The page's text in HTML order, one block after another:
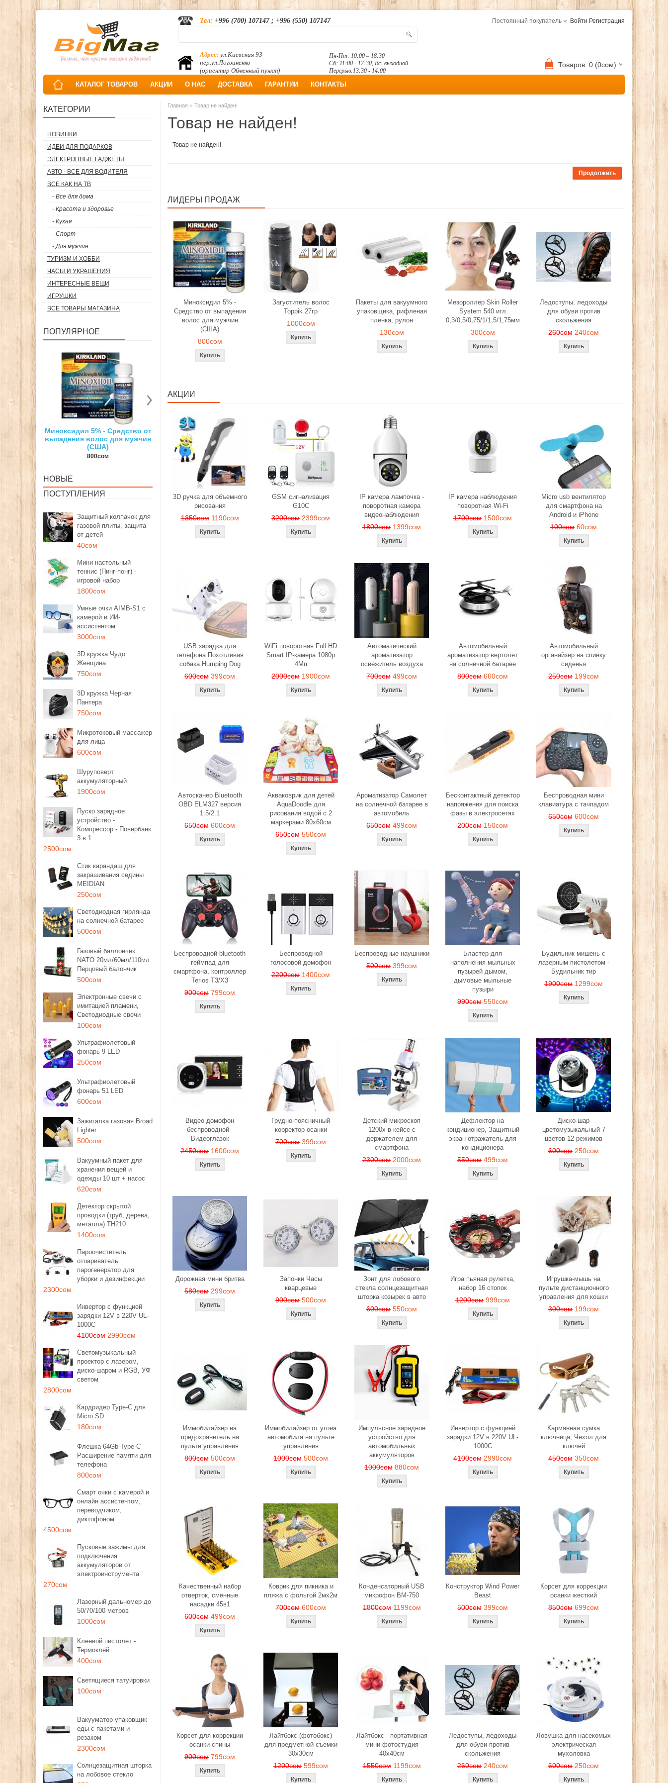
Постоянный покупатель Войти Регистрация
Адрес: ул.Киевская 93
пер.ул.Логвиненко
(ориентир Обменный пункт)
Тел: +996 (700) 107147 ; +996 (550) 107147
Пн-Пт: 10:00 – 18:30
Сб: 11:00 - 17:30, Вс: выходной
Перерыв:13:30 - 14:00
Товаров: 0 (0сом)
КАТАЛОГ ТОВАРОВ АКЦИИ О НАС ДОСТАВКА ГАРАНТИИ КОНТАКТЫ
КАТЕГОРИИ
НОВИНКИ
ИДЕИ ДЛЯ ПОДАРКОВ
ЭЛЕКТРОННЫЕ ГАДЖЕТЫ
АВТО - ВСЕ ДЛЯ ВОДИТЕЛЯ
ВСЕ КАК НА ТВ
- Все для дома
- Красота и здоровье
- Кухня
- Спорт
- Для мужчин
ТУРИЗМ И ХОББИ
ЧАСЫ И УКРАШЕНИЯ
ИНТЕРЕСНЫЕ ВЕЩИ
ИГРУШКИ
ВСЕ ТОВАРЫ МАГАЗИНА
ПОПУЛЯРНОЕ
- Средство от
для мужчин
Суперсильный неодимовый
магнит
3D ручка для объемного
рисования
1350сом
Загуститель волос Toppik
Наборы свечей, лепестков
роз для романтического
Эспандер фитнес резинка
тренажер (средняя нагрузка)
280сом
Ледоступы,
обуви
260сом
НОВЫЕ
ПОСТУПЛЕНИЯ
Защитный колпачок для
газовой плиты, защита
от детей
40сом
Мини настольный
теннис (Пинг-понг) -
игровой набор
1800сом
Умные очки AIMB-S1 с
камерой и ИИ-
ассистентом
3000сом
3D кружка Чудо
Женщина
750сом
3D кружка Черная
Пантера
750сом
Микротоковый массажер
для лица
600сом
Шуруповерт
аккумуляторный
1900сом
Пуско зарядное
устройство -
Компрессор - Повербанк
3 в 1
2500сом
Стик карандаш для
закрашивания седины
MEIDIAN
250сом
Светодиодная гирлянда
на солнечной батарее
500сом
Газовый баллончик
NATO 20мл/60мл/110мл
Перцовый балончик
500сом
Электронные свечи с
имитацией пламени,
Светодиодные свечи
100сом
Ультрафиолетовый
фонарь 9 LED
250сом
Ультрафиолетовый
фонарь 51 LED
600сом
Зажигалка газовая Broad
Lighter.
500сом
Вакуумный пакет для
хранения вещей и
одежды 10 шт + насос
620сом
Детектор скрытой
проводки (труб, дерева,
металла) TH210
1400сом
Пароочиститель
отпариватель
парогенератор для
уборки и дезинфекции
2300сом
Инвертор с функцией
зарядки 12V в 220V UL-
1000C
4100сом 2990сом
Светомузыкальный
проектор с лазером,
диско-шаром и RGB, УФ
светом
2800сом
Кардридер Type-C для
Micro SD
180сом
Флешка 64Gb Type-C
Расширение памяти для
телефона
800сом
Смарт очки с камерой и
онлайн ассистентом,
переводчиком,
диктофоном
4500сом
Пусковые зажимы для
подключения
аккумуляторов от
электроинструмента
270сом
Лазерный дальномер до
50/70/100 метров
1000сом
Клеевой пистолет -
Термоклей
400сом
Светящиеся татуировки
100сом
Вакууматор упаковщик
еды с пакетами и
резаком
2300сом
Солнцезащитная шторка
на лобовое стекло
Главная » Товар не найден!
Товар не найден!
Товар не найден!
Продолжить
ЛИДЕРЫ ПРОДАЖ
Миноксидил 5% -
Средство от выпадения
волос для мужчин
(США)
800сом
Загуститель волос
Toppik 27гр
1000сом
Пакеты для вакуумного
упаковщика, рифленая
пленка, рулон
130сом
Мезороллер Skin Roller
System 540 игл
0,3/0,5/0,75/1/1,5/1,75мм
300сом
Ледоступы, ледоходы
для обуви против
скольжения
260сом 240сом
АКЦИИ
3D ручка для объемного
рисования
1350сом 1190сом
GSM сигнализация
G10C
3200сом 2399сом
IP камера лампочка -
поворотная камера
видеонаблюдения
1800сом 1399сом
IP камера наблюдения
поворотная Wi-Fi
1700сом 1500сом
Micro usb вентилятор
для смартфона на
Android и iPhone
100сом 60сом
USB зарядка для
телефона Похотливая
собака Humping Dog
600сом 399сом
WiFi поворотная Full HD
Smart IP-камера 1080p
4Мп
2000сом 1900сом
Автоматический
ароматизатор
освежитель воздуха
700сом 499сом
Автомобильный
ароматизатор вертолет
на солнечной батарее
800сом 660сом
Автомобильный
органайзер на спинку
сиденья
250сом 199сом
Автосканер Bluetooth
OBD ELM327 версия
1.5/2.1
650сом 600сом
Акваковрик для детей
AquaDoodle для
рисования водой с 2
маркерами 80х60см
650сом 550сом
Ароматизатор Самолет
на солнечной батарее в
автомобиль
650сом 499сом
Бесконтактный детектор
напряжения для поиска
фазы в электросетях
200сом 150сом
Беспроводная мини
клавиатура с тачпадом
650сом 600сом
Беспроводной bluetooth
геймпад для
смартфона, контроллер
Terios T3/X3
900сом 799сом
Беспроводной
голосовой домофон
2200сом 1400сом
Беспроводные наушники
500сом 399сом
Бластер для
наполнения мыльных
пузырей дымом,
дымовые мыльные
пузыри
990сом 550сом
Будильник мишень с
лазерным пистолетом -
Будильник тир
1900сом 1299сом
Видео домофон
беспроводной -
Видеоглазок
2450сом 1600сом
Грудно-поясничный
корректор осанки
700сом 399сом
Детский микроскоп
1200x в кейсе с
держателем для
смартфона
2300сом 2000сом
Дефлектор на
кондиционер, Защитный
экран отражатель для
кондиционера
550сом 499сом
Диско-шар
цветомузыкальный 7
цветов 12 режимов
600сом 250сом
Дорожная мини бритва
580сом 299сом
Запонки Часы
кварцевые
900сом 500сом
Зонт для лобового
стекла солнцезащитная
шторка козырек в авто
600сом 550сом
Игра пьяная рулетка,
набор 16 стопок
1200сом 999сом
Игрушка-мышь на
пульте дистанционного
управления для кошки
300сом 199сом
Иммобилайзер на
предохранитель на
пульте управления
800сом 500сом
Иммобилайзер от угона
автомобиля на пульте
управления
1000сом 500сом
Импульсное зарядное
устройство для
автомобильных
аккумуляторов
1000сом 880сом
Инвертор с функцией
зарядки 12V в 220V UL-
1000C
4100сом 2990сом
Карманная сумка
ключница, Чехол для
ключей
450сом 350сом
Качественный набор
отверток, сменные
насадки 45в1
600сом 499сом
Коврик для пикника и
пляжа с фольгой 2мх2м
700сом 600сом
Конденсаторный USB
микрофон BM-750
1800сом 1199сом
Конструктор Wind Power
Beast
500сом 399сом
Корсет для коррекции
осанки жесткий
850сом 699сом
Корсет для коррекции
осанки спины
900сом 799сом
Лайтбокс (фотобокс)
для предметной съемки
30x30см
1200сом 599сом
Лайтбокс - портативная
мини фотостудия
40x40см
1550сом 1199сом
Ледоступы, ледоходы
для обуви против
скольжения
260сом 240сом
Ловушка для насекомых
электрическая
мухоловка
600сом 250сом